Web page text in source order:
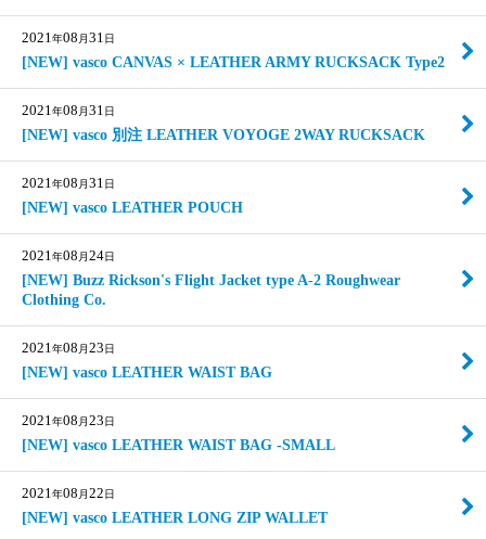
2021年08 月31日
[NEW] vasco CANVAS × LEATHER ARMY RUCKSACK Type2
2021年08 月31日
[NEW] vasco 別注 LEATHER VOYOGE 2WAY RUCKSACK
2021年08 月31日
[NEW] vasco LEATHER POUCH
2021年08 月24日
[NEW] Buzz Rickson's Flight Jacket type A-2 Roughwear
Clothing Co.
2021年08 月23日
[NEW] vasco LEATHER WAIST BAG
2021年08 月23日
[NEW] vasco LEATHER WAIST BAG -SMALL
2021年08 月22日
[NEW] vasco LEATHER LONG ZIP WALLET